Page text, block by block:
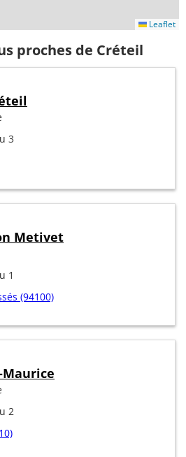
Leaflet
proches de Créteil
3
Metivet
1
(94100)
2